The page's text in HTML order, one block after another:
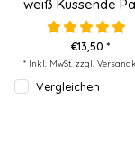
weiß Küssende
€13,50 *
* Inkl. MwSt. zzgl.
Vergleichen